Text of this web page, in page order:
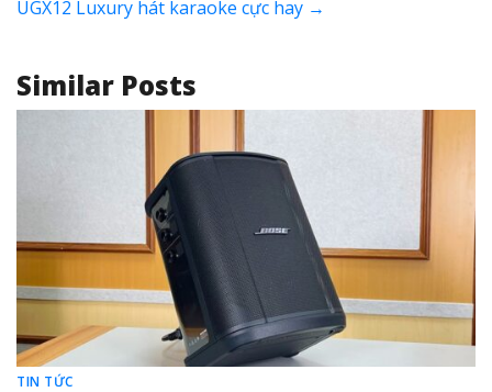
UGX12 Luxury hát karaoke cực hay →
Similar Posts
TIN TỨC